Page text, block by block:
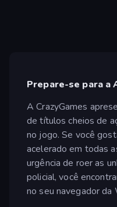
Prepare-se para a
A CrazyGames
de títulos cheios de
no jogo. Se você
acelerado em todas
urgência de roer as
policial, você
no seu navegador da